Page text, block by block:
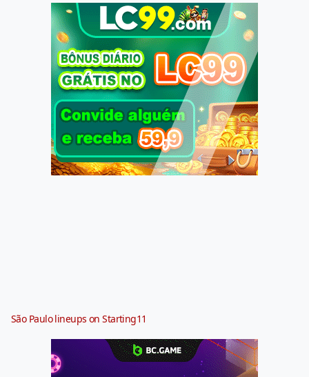
São Paulo lineups on Starting11